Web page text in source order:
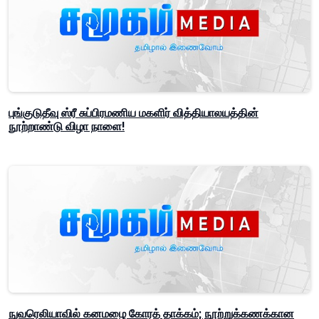
புங்குடுதீவு ஸ்ரீ சுப்பிரமணிய மகளிர் வித்தியாலயத்தின்
நூற்றாண்டு விழா நாளை!
நுவரெலியாவில் கனமழை கோரத் தாக்கம்; நூற்றுக்கணக்கான